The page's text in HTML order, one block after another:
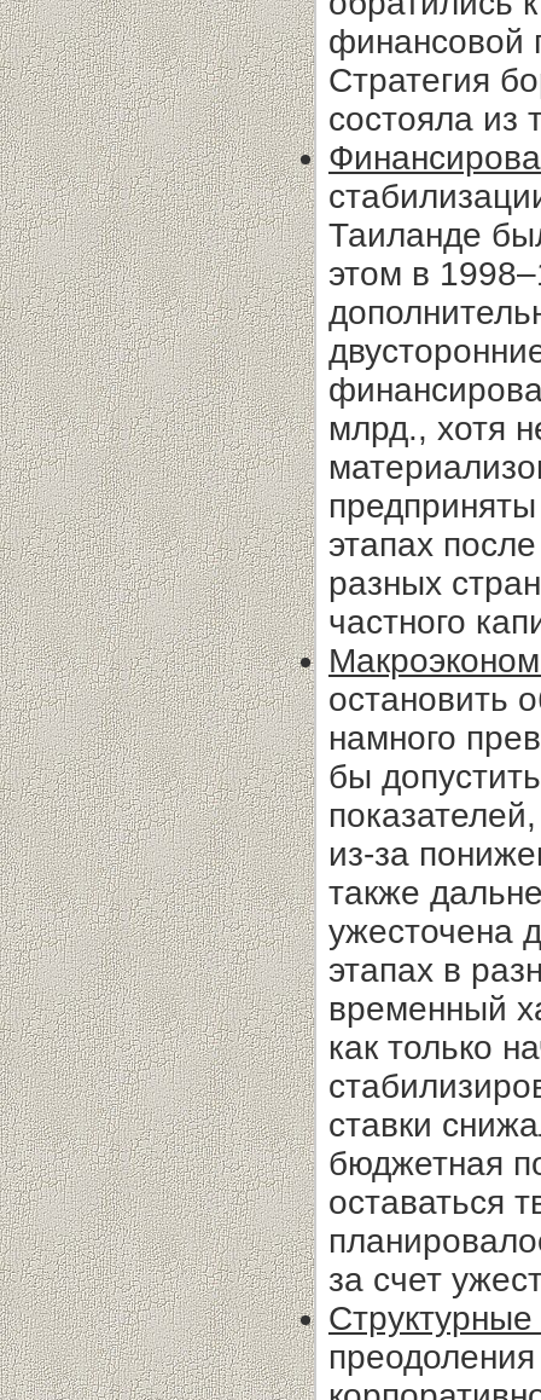
финансовой
Стратегия
состояла из
Таиланде
этом в
млрд., хотя
этапах
разных
частного
остановить
намного
бы
из-за
также
ужесточена
этапах в
временный
как только
ставки
бюджетная
оставаться
за счет